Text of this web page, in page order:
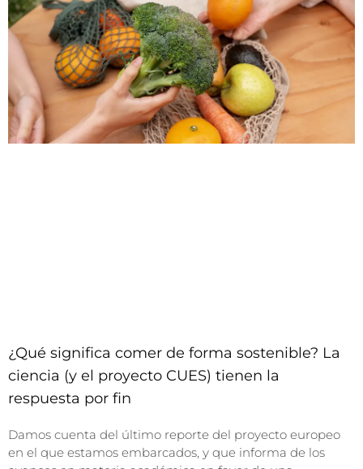
¿Qué significa comer de forma sostenible? La
ciencia (y el proyecto CUES) tienen la
respuesta por fin
Damos cuenta del último reporte del proyecto europeo
en el que estamos embarcados, y que informa de los